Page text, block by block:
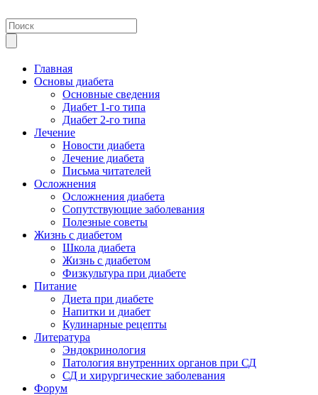
Главная
Основы диабета
Основные сведения
Диабет 1-го типа
Диабет 2-го типа
Лечение
Новости диабета
Лечение диабета
Письма читателей
Осложнения
Осложнения диабета
Сопутствующие заболевания
Полезные советы
Жизнь с диабетом
Школа диабета
Жизнь с диабетом
Физкультура при диабете
Питание
Диета при диабете
Напитки и диабет
Кулинарные рецепты
Литература
Эндокринология
Патология внутренних органов при СД
СД и хирургические заболевания
Форум